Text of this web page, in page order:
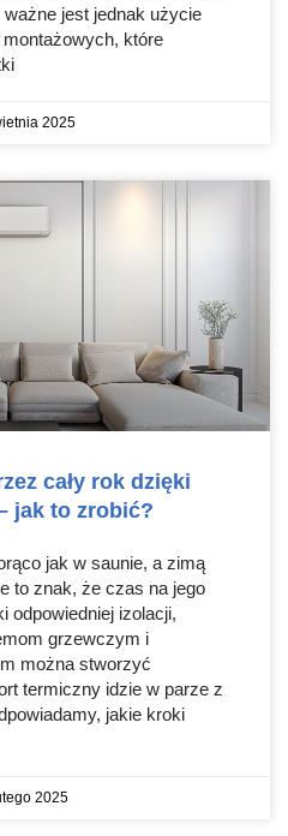
jest jednak użycie
które
2025
cały rok dzięki
jak to zrobić?
jak w saunie, a zimą
to znak, że czas na jego
odpowiedniej izolacji,
grzewczym i
można stworzyć
termiczny idzie w parze z
jakie kroki
2025